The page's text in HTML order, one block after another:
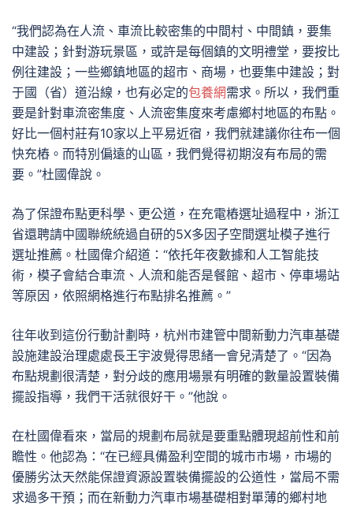
“我們認為在人流、車流比較密集的中間村、中間鎮，要集
中建設；針對游玩景區，或許是每個鎮的文明禮堂，要按比
例往建設；一些鄉鎮地區的超市、商場，也要集中建設；對
于國（省）道沿線，也有必定的包養網需求。所以，我們重
要是針對車流密集度、人流密集度來考慮鄉村地區的布點。
好比一個村莊有10家以上平易近宿，我們就建議你往布一個
快充樁。而特別偏遠的山區，我們覺得初期沒有布局的需
要。”杜國偉說。
為了保證布點更科學、更公道，在充電樁選址過程中，浙江
省還聘請中國聯統統過自研的5X多因子空間選址模子進行
選址推薦。杜國偉介紹道：“依托年夜數據和人工智能技
術，模子會結合車流、人流和能否是餐館、超市、停車場站
等原因，依照網格進行布點排名推薦。”
往年收到這份行動計劃時，杭州市建管中間新動力汽車基礎
設施建設治理處處長王宇波覺得思緒一會兒清楚了。“因為
布點規劃很清楚，對分歧的應用場景有明確的數量設置裝備
擺設指導，我們干活就很好干。”他說。
在杜國偉看來，當局的規劃布局就是要重點體現超前性和前
瞻性。他認為：“在已經具備盈利空間的城市市場，市場的
優勝劣汰天然能保證資源設置裝備擺設的公道性，當局不需
求過多干預；而在新動力汽車市場基礎相對單薄的鄉村地